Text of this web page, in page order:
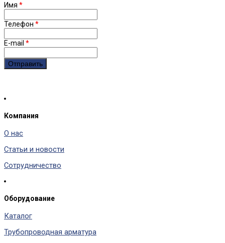
Имя *
Телефон *
E-mail *
Компания
О нас
Статьи и новости
Сотрудничество
Оборудование
Каталог
Трубопроводная арматура